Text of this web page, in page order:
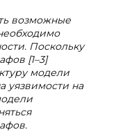
возможные
Поскольку
[1–3]
модели
уязвимости на